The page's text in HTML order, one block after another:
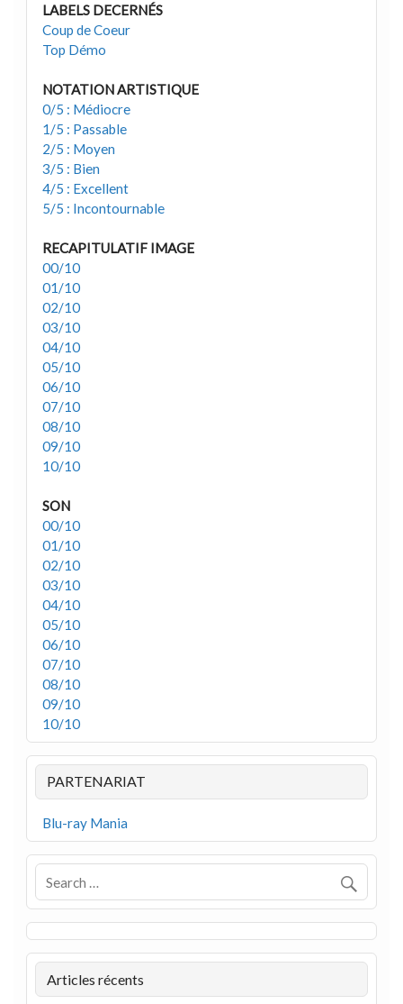
LABELS DECERNÉS
Coup de Coeur
Top Démo
NOTATION ARTISTIQUE
0/5 : Médiocre
1/5 : Passable
2/5 : Moyen
3/5 : Bien
4/5 : Excellent
5/5 : Incontournable
RECAPITULATIF IMAGE
00/10
01/10
02/10
03/10
04/10
05/10
06/10
07/10
08/10
09/10
10/10
SON
00/10
01/10
02/10
03/10
04/10
05/10
06/10
07/10
08/10
09/10
10/10
PARTENARIAT
Blu-ray Mania
Articles récents